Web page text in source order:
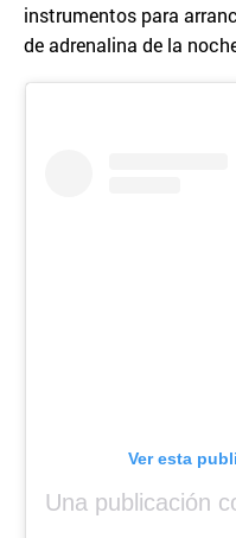
instrumentos para
de adrenalina de la
Ver esta